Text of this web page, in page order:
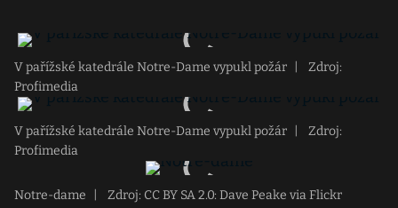
V pařížské katedrále Notre-Dame vypukl požár
Zdroj:
Profimedia
V pařížské katedrále Notre-Dame vypukl požár
Zdroj:
Profimedia
Notre-dame Zdroj: CC BY SA 2.0: Dave Peake via Flickr